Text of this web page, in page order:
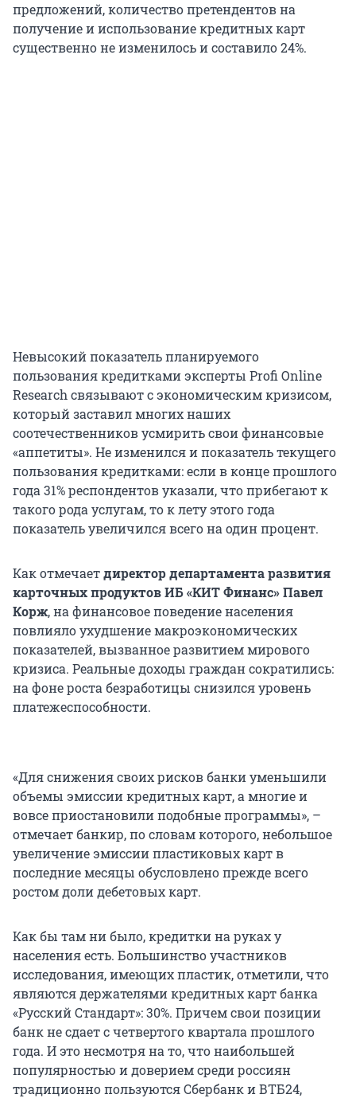
предложений, количество претендентов на
получение и использование кредитных карт
существенно не изменилось и составило 24%.
Невысокий показатель планируемого
пользования кредитками эксперты Profi Online
Research связывают с экономическим кризисом,
который заставил многих наших
соотечественников усмирить свои финансовые
«аппетиты». Не изменился и показатель текущего
пользования кредитками: если в конце прошлого
года 31% респондентов указали, что прибегают к
такого рода услугам, то к лету этого года
показатель увеличился всего на один процент.
Как отмечаетдиректор департамента развития
карточных продуктов ИБ «КИТ Финанс» Павел
Корж, на финансовое поведение населения
повлияло ухудшение макроэкономических
показателей, вызванное развитием мирового
кризиса. Реальные доходы граждан сократились:
на фоне роста безработицы снизился уровень
платежеспособности.
«Для снижения своих рисков банки уменьшили
объемы эмиссии кредитных карт, а многие и
вовсе приостановили подобные программы», –
отмечает банкир, по словам которого, небольшое
увеличение эмиссии пластиковых карт в
последние месяцы обусловлено прежде всего
ростом доли дебетовых карт.
Как бы там ни было, кредитки на руках у
населения есть. Большинство участников
исследования, имеющих пластик, отметили, что
являются держателями кредитных карт банка
«Русский Стандарт»: 30%. Причем свои позиции
банк не сдает с четвертого квартала прошлого
года. И это несмотря на то, что наибольшей
популярностью и доверием среди россиян
традиционно пользуются Сбербанк и ВТБ24,